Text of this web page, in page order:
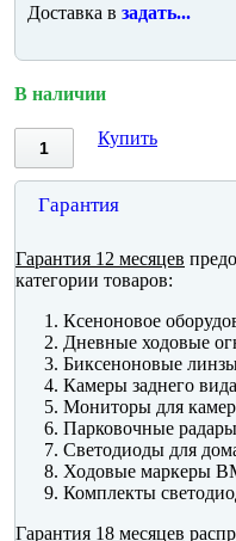
Доставка в задать...
В наличии
Купить
Гарантия
Гарантия 12 месяцев
категории товаров:
Ксеноновое
Дневные ходовые
Биксеноновые
Камеры заднего вида
Мониторы для камер
Парковочные радары
Светодиоды для
Ходовые маркеры
Комплекты
Гарантия 18 месяцев